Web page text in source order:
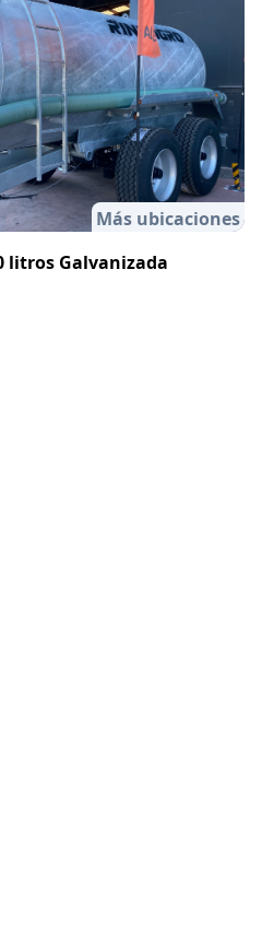
Más ubicaciones
litros Galvanizada